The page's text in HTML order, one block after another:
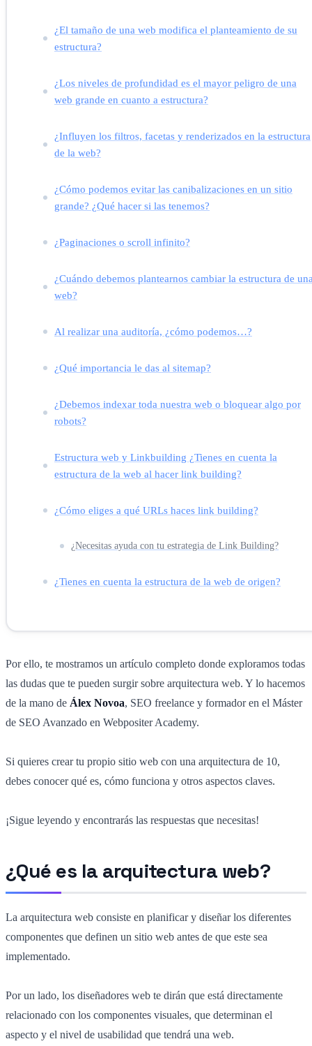
¿El tamaño de una web modifica el planteamiento de su
estructura?
¿Los niveles de profundidad es el mayor peligro de una
web grande en cuanto a estructura?
¿Influyen los filtros, facetas y renderizados en la estructura
de la web?
¿Cómo podemos evitar las canibalizaciones en un sitio
grande? ¿Qué hacer si las tenemos?
¿Paginaciones o scroll infinito?
¿Cuándo debemos plantearnos cambiar la estructura de
web?
Al realizar una auditoría, ¿cómo podemos…?
¿Qué importancia le das al sitemap?
¿Debemos indexar toda nuestra web o bloquear algo por
robots?
Estructura web y Linkbuilding ¿Tienes en cuenta la
estructura de la web al hacer link building?
¿Cómo eliges a qué URLs haces link building?
¿Necesitas ayuda con tu estrategia de Link Building?
¿Tienes en cuenta la estructura de la web de origen?
Por ello, te mostramos un artículo completo donde exploramos todas
las dudas que te pueden surgir sobre arquitectura web. Y lo hacemos
de la mano de Álex Novoa, SEO freelance y formador en el Máster
de SEO Avanzado en Webpositer Academy.
Si quieres crear tu propio sitio web con una arquitectura de 10,
debes conocer qué es, cómo funciona y otros aspectos claves.
¡Sigue leyendo y encontrarás las respuestas que necesitas!
¿Qué es la arquitectura web?
La arquitectura web consiste en planificar y diseñar los diferentes
componentes que definen un sitio web antes de que este sea
implementado.
Por un lado, los diseñadores web te dirán que está directamente
relacionado con los componentes visuales, que determinan el
aspecto y el nivel de usabilidad que tendrá una web.